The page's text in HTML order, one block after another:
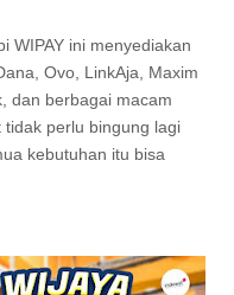
WIPAY ini menyediakan
Ovo, LinkAja, Maxim
dan berbagai macam
perlu bingung lagi
kebutuhan itu bisa